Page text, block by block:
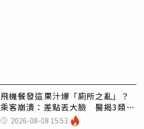
飛機餐發這果汁爆「廁所之亂」？
乘客崩潰：差點丟大臉 醫揭3類人
別亂喝
2026-08-08 15:53